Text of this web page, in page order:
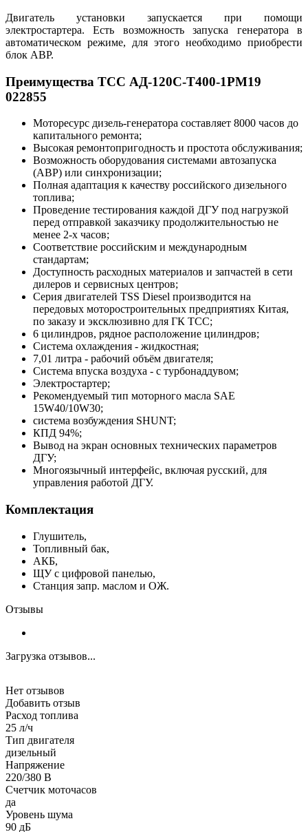
Двигатель установки запускается при помощи
электростартера. Есть возможность запуска генератора в
автоматическом режиме, для этого необходимо приобрести
блок АВР.
Преимущества ТСС АД-120С-Т400-1РМ19
022855
Моторесурс дизель-генератора составляет 8000 часов до
капитального ремонта;
Высокая ремонтопригодность и простота обслуживания;
Возможность оборудования системами автозапуска
(АВР) или синхронизации;
Полная адаптация к качеству российского дизельного
топлива;
Проведение тестирования каждой ДГУ под нагрузкой
перед отправкой заказчику продолжительностью не
менее 2-х часов;
Соответствие российским и международным
стандартам;
Доступность расходных материалов и запчастей в сети
дилеров и сервисных центров;
Серия двигателей TSS Diesel производится на
передовых моторостроительных предприятиях Китая,
по заказу и эксклюзивно для ГК ТСС;
6 цилиндров, рядное расположение цилиндров;
Система охлаждения - жидкостная;
7,01 литра - рабочий объём двигателя;
Система впуска воздуха - с турбонаддувом;
Электростартер;
Рекомендуемый тип моторного масла SAE
15W40/10W30;
система возбуждения SHUNT;
КПД 94%;
Вывод на экран основных технических параметров
ДГУ;
Многоязычный интерфейс, включая русский, для
управления работой ДГУ.
Комплектация
Глушитель,
Топливный бак,
АКБ,
ЩУ с цифровой панелью,
Станция запр. маслом и ОЖ.
Отзывы
Загрузка отзывов...
Нет отзывов
Добавить отзыв
Расход топлива
25 л/ч
Тип двигателя
дизельный
Напряжение
220/380 В
Счетчик моточасов
да
Уровень шума
90 дБ